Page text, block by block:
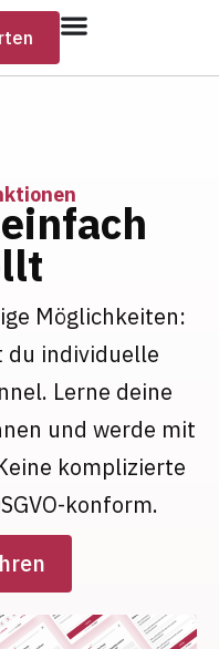
Möglichkeiten:
individuelle
Lerne deine
und werde mit
komplizierte
konform.